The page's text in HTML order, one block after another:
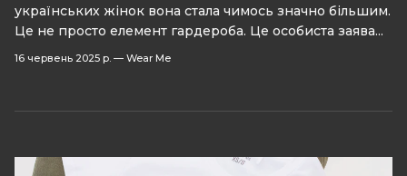
українських жінок вона стала чимось значно більшим.
Це не просто елемент гардероба. Це особиста заява...
16 червень 2025 р. — Wear Me